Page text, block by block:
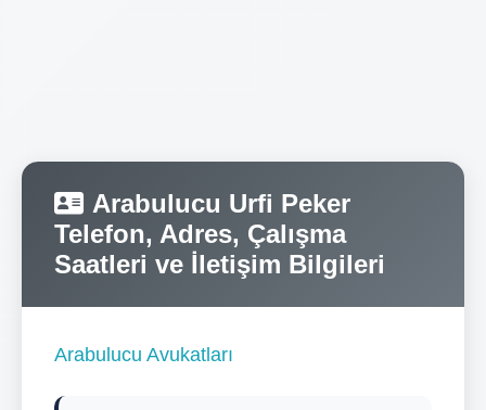
Arabulucu Urfi Peker
Telefon, Adres, Çalışma
Saatleri ve İletişim Bilgileri
Arabulucu Avukatları